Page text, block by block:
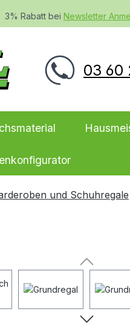
3% Rabatt bei Newsletter
03 60
und Schuhregale